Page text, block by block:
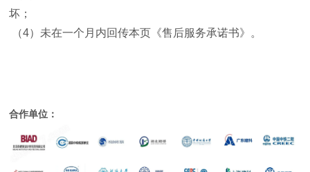
坏；
（4）未在一个月内回传本页《售后服务承诺书》。
合作单位：